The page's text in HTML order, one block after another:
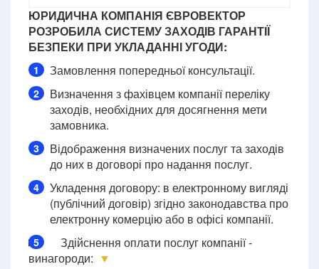
ЮРИДИЧНА КОМПАНІЯ ЄВРОВЕКТОР
РОЗРОБИЛА СИСТЕМУ ЗАХОДІВ ГАРАНТІЇ
БЕЗПЕКИ ПРИ УКЛАДАННІ УГОДИ:
1 Замовлення попередньої консультації.
2
Визначення з фахівцем компанії переліку
заходів, необхідних для досягнення мети
замовника.
3
Відображення визначених послуг та заходів
до них в договорі про надання послуг.
4
Укладення договору: в електронному вигляді
(публічний договір) згідно законодавства про
електронну комерцію або в офісі компанії.
5Здійснення оплати послуг компанії -
винагороди: ▼